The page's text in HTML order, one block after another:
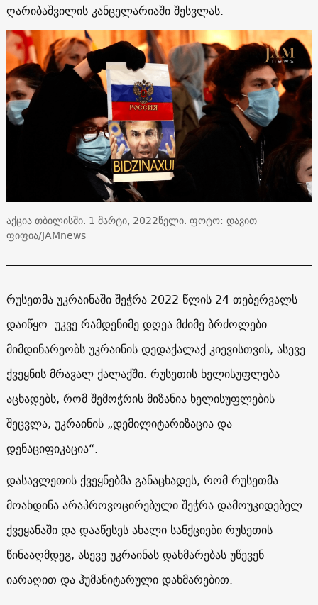
ღარიბაშვილის კანცელარიაში შესვლას.
აქცია თბილისში. 1 მარტი, 2022წელი. ფოტო: დავით
ფიფია/JAMnews
რუსეთმა უკრაინაში შეჭრა 2022 წლის 24 თებერვალს
დაიწყო. უკვე რამდენიმე დღეა მძიმე ბრძოლები
მიმდინარეობს უკრაინის დედაქალაქ კიევისთვის, ასევე
ქვეყნის მრავალ ქალაქში. რუსეთის ხელისუფლება
აცხადებს, რომ შემოჭრის მიზანია ხელისუფლების
შეცვლა, უკრაინის „დემილიტარიზაცია და
დენაციფიკაცია“.
დასავლეთის ქვეყნებმა განაცხადეს, რომ რუსეთმა
მოახდინა არაპროვოცირებული შეჭრა დამოუკიდებელ
ქვეყანაში და დააწესეს ახალი სანქციები რუსეთის
წინააღმდეგ, ასევე უკრაინას დახმარებას უწევენ
იარაღით და ჰუმანიტარული დახმარებით.